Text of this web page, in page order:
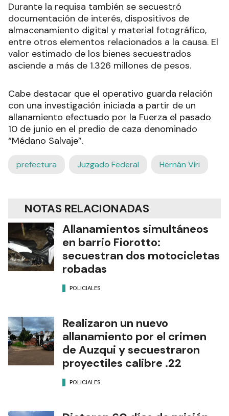
Durante la requisa también se secuestró
documentación de interés, dispositivos de
almacenamiento digital y material fotográfico,
entre otros elementos relacionados a la causa. El
valor estimado de los bienes secuestrados
asciende a más de 1.326 millones de pesos.
Cabe destacar que el operativo guarda relación
con una investigación iniciada a partir de un
allanamiento efectuado por la Fuerza el pasado
10 de junio en el predio de caza denominado
“Médano Salvaje”.
prefectura Juzgado Federal Hernán Viri
NOTAS RELACIONADAS
Allanamientos simultáneos
en barrio Fiorotto:
secuestran dos motocicletas
robadas
POLICIALES
Realizaron un nuevo
allanamiento por el crimen
de Auzqui y secuestraron
proyectiles calibre .22
POLICIALES